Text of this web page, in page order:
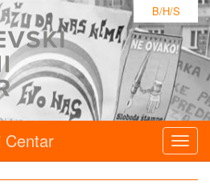
B/H/S
Centar